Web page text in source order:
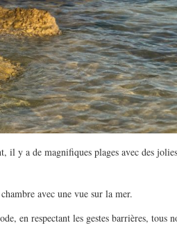
il y a de magnifiques plages avec des jolies
avec une vue sur la mer.
en respectant les gestes barrières, tous